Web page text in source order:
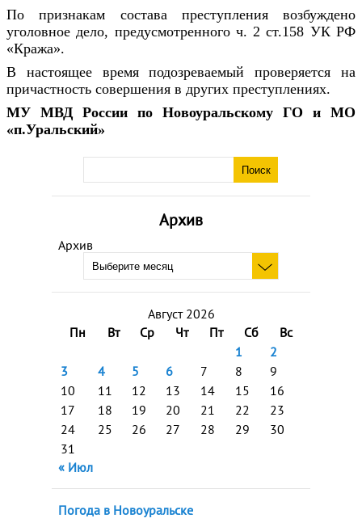
Архив
Архив
Август 2026
Пн
Вт Ср Чт Пт Сб
Вс
1
2
3
4 5 6 7 8
9
10
11 12 13 14 15
16
17
18 19 20 21 22
23
24
25 26 27 28 29
30
31
« Июл
Погода в Новоуральске
По признакам состава преступления возбуждено
уголовное дело, предусмотренного ч. 2 ст.158 УК РФ
«Кража».
В настоящее время подозреваемый проверяется на
причастность совершения в других преступлениях.
МУ МВД России по Новоуральскому ГО и МО
«п.Уральский»